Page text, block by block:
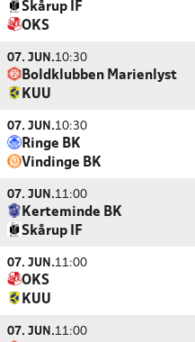
Skårup IF
OKS
07. JUN.10:30
Boldklubben Marienlyst
KUU
07. JUN.10:30
Ringe BK
Vindinge BK
07. JUN.11:00
Kerteminde BK
Skårup IF
07. JUN.11:00
OKS
KUU
07. JUN.11:00